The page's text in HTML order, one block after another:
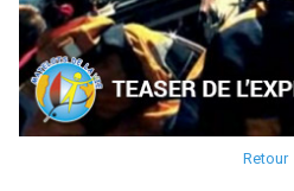
Retour